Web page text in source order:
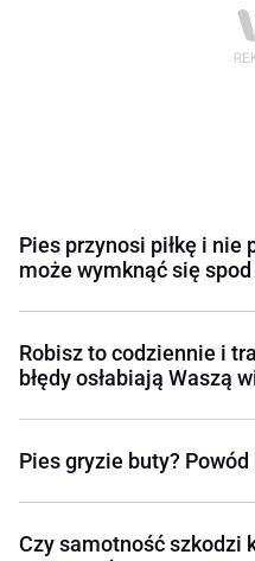
Pies przynosi piłkę i nie
może wymknąć się
Robisz to codziennie i
błędy osłabiają Waszą
Pies gryzie buty?
Czy samotność szkodzi